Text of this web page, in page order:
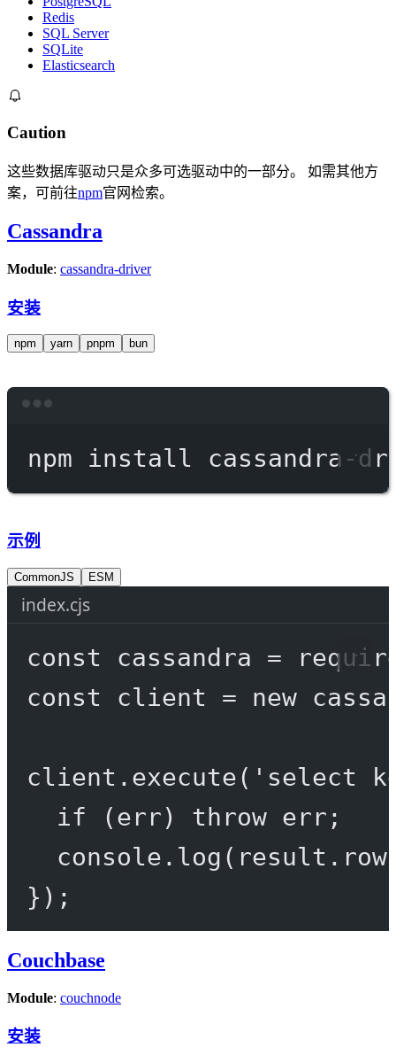
Redis
SQL Server
SQLite
Elasticsearch
Caution
这些数据库驱动只是众多可选驱动中的一部分。 如需其他方
案，可前往npm官网检索。
Cassandra
Module: cassandra-driver
安装
npm yarn pnpm bun
npm install cassandra-
示例
CommonJS ESM
index.cjs
const cassandra =
const
client = new
client. execute( 'select
if (err) throw err;
console. log
});
Couchbase
Module: couchnode
安装